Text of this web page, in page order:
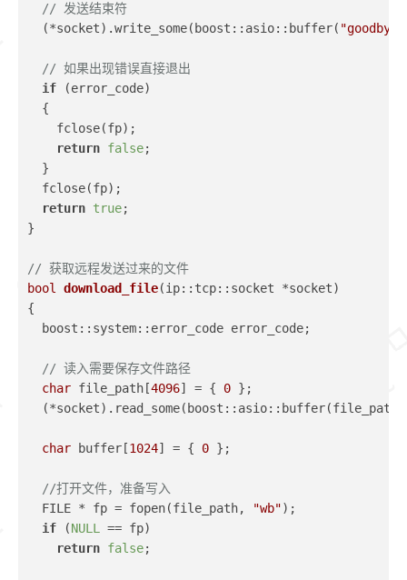
// 发送结束符
  (*socket).write_some(boost::asio::buffer(
// 如果出现错误直接退出
if (error_code)
  {
    fclose(fp);
return false;
  }
  fclose(fp);
return true;
}
// 获取远程发送过来的文件
bool
download_file(ip::tcp::socket *socket)
{
  boost::system::error_code error_code;
// 读入需要保存文件路径
char file_path[4096] = { 0 };
char buffer[1024] = { 0 };
//打开文件，准备写入
  FILE * fp = fopen(file_path,
"wb");
if (NULL
== fp)
return false;